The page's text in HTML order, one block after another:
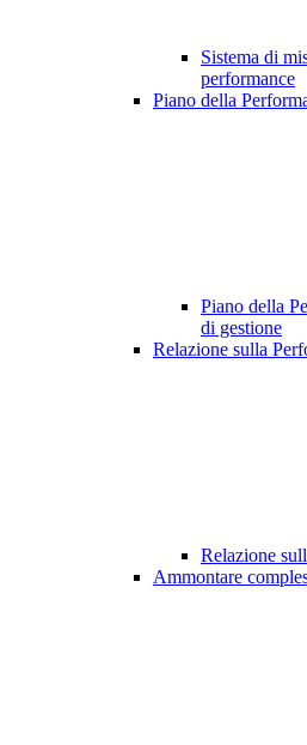
Sistema di
performance
Piano della
Piano della
di gestione
Relazione sulla
Relazione
Ammontare